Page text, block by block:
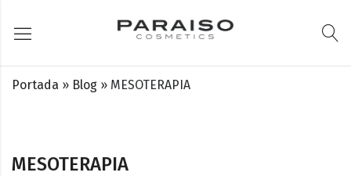
Portada » Blog » MESOTERAPIA
MESOTERAPIA